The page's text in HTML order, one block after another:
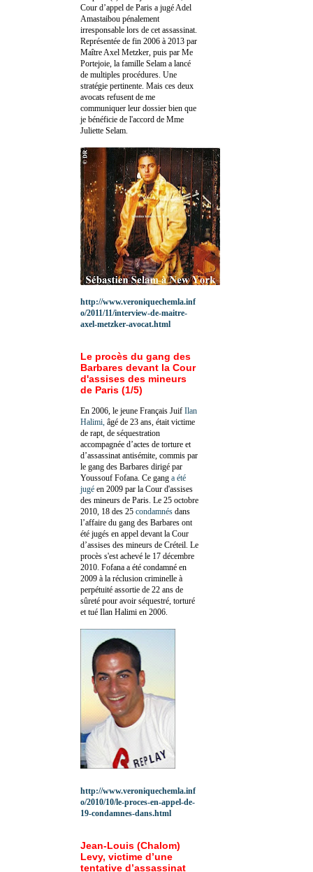
Cour d’appel de Paris a jugé Adel
Amastaibou pénalement
irresponsable lors de cet assassinat.
Représentée de fin 2006 à 2013 par
Maître Axel Metzker, puis par Me
Portejoie, la famille Selam a lancé
de multiples procédures. Une
stratégie pertinente. Mais ces deux
avocats refusent de me
communiquer leur dossier bien que
je bénéficie de l'accord de Mme
Juliette Selam.
http://www.veroniquechemla.inf
o/2011/11/interview-de-maitre-
axel-metzker-avocat.html
Le procès du gang des
Barbares devant la Cour
d'assises des mineurs
de Paris (1/5)
En 2006, le jeune Français Juif Ilan
Halimi, âgé de 23 ans, était victime
de rapt, de séquestration
accompagnée d’actes de torture et
d’assassinat antisémite, commis par
le gang des Barbares dirigé par
Youssouf Fofana. Ce gang a été
jugé en 2009 par la Cour d'assises
des mineurs de Paris. Le 25 octobre
2010, 18 des 25 condamnés dans
l’affaire du gang des Barbares ont
été jugés en appel devant la Cour
d’assises des mineurs de Créteil. Le
procès s'est achevé le 17 décembre
2010. Fofana a été condamné en
2009 à la réclusion criminelle à
perpétuité assortie de 22 ans de
sûreté pour avoir séquestré, torturé
et tué Ilan Halimi en 2006.
http://www.veroniquechemla.inf
o/2010/10/le-proces-en-appel-de-
19-condamnes-dans.html
Jean-Louis (Chalom)
Levy, victime d’une
tentative d’assassinat